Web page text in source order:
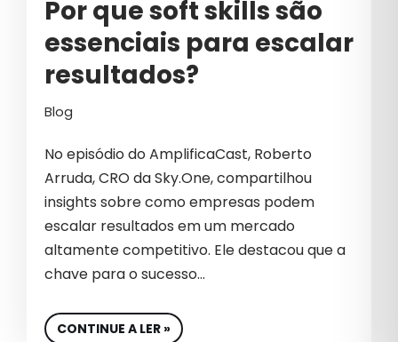
Por que soft skills são
essenciais para escalar
resultados?
Blog
No episódio do AmplificaCast, Roberto
Arruda, CRO da Sky.One, compartilhou
insights sobre como empresas podem
escalar resultados em um mercado
altamente competitivo. Ele destacou que a
chave para o sucesso…
CONTINUE A LER »